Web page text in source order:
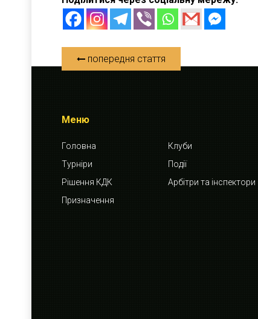
попередня стаття
Меню
Головна
Клуби
Турніри
Події
Рішення КДК
Арбітри та інспектори
Призначення